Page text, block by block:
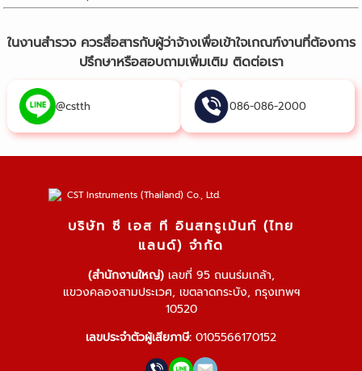
ในงานสำรวจ ควรสื่อสารกับผู้ว่าจ้างเพื่อเข้าใจเกณฑ์งานที่ต้องการ
ปรึกษาหรือสอบถามเพิ่มเติม ติดต่อเรา
@cstth 086-086-2000
บริษัท ซี เอส ที อินสทรูเม้นท์ (ไทย
แลนด์) จำกัด
(สำนักงานใหญ่)เลขที่ 95 ถนนร่มเกล้า,
แขวงคลองสามประเวศ, เขตลาดกระบัง, กรุงเทพฯ
10520
เลขประจำตัวผู้เสียภาษี: 0105566170152